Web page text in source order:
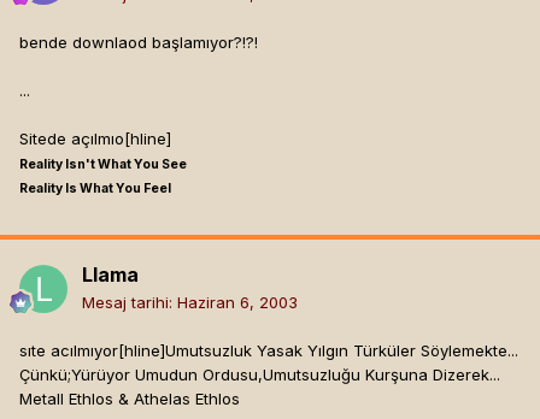
bende downlaod başlamıyor?!?!
...
Sitede açılmıo[hline]
Reality Isn't What You See
Reality Is What You Feel
Llama
Mesaj tarihi: Haziran 6, 2003
sıte acılmıyor[hline]Umutsuzluk Yasak Yılgın Türküler Söylemekte...
Çünkü;Yürüyor Umudun Ordusu,Umutsuzluğu Kurşuna Dizerek...
Metall Ethlos & Athelas Ethlos